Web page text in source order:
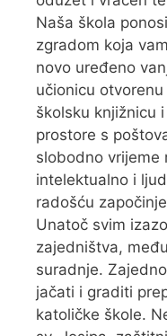
Naša škola
zgradom koja
novo uređeno
učionicu
školsku knjižnicu
prostore s
slobodno vrijeme
intelektualno i
radošću
Unatoč svim
zajedništva,
suradnje.
jačati i graditi
katoličke škole.